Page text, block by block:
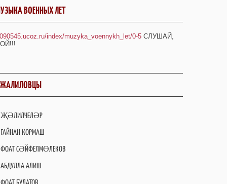
ВОЕННЫХ ЛЕТ
index/muzyka_voennykh_let/0-5 СЛУШАЙ,
ҖӘЛИЛЧЕЛӘР
ГАЙНАН КОРМАШ
ФОАТ СӘЙФЕЛМӨЛЕКОВ
АБДУЛЛА АЛИШ